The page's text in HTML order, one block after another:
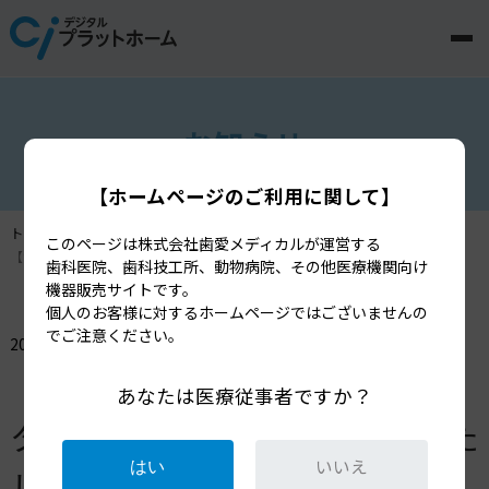
お知らせ
トップページ
お知らせ
【9/27(土)・28(日)】「Ciデンタルショーin横浜」を開催いたします！
2025/08/20
【9/27(土)・28(日)】「Ciデン
タルショーin横浜」を開催いた
【ホームページのご利用に関して】
このページは株式会社歯愛メディカルが運営する
歯科医院、歯科技工所、動物病院、その他医療機関向け
機器販売サイトです。
個人のお客様に対するホームページではございませんの
でご注意ください。
あなたは医療従事者ですか？
はい いいえ